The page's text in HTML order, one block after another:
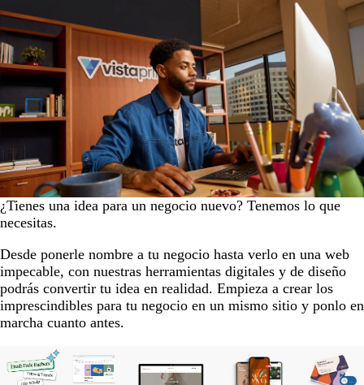
¿Tienes una idea para un negocio nuevo? Tenemos lo que
necesitas.
Desde ponerle nombre a tu negocio hasta verlo en una web
impecable, con nuestras herramientas digitales y de diseño
podrás convertir tu idea en realidad. Empieza a crear los
imprescindibles para tu negocio en un mismo sitio y ponlo en
marcha cuanto antes.
Diapositivas
de